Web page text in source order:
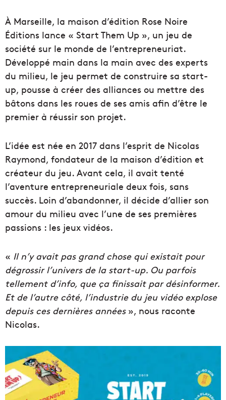
À Marseille, la maison d’édition Rose Noire
Éditions lance « Start Them Up », un jeu de
société sur le monde de l’entrepreneuriat.
Développé main dans la main avec des experts
du milieu, le jeu permet de construire sa start-
up, pousse à créer des alliances ou mettre des
bâtons dans les roues de ses amis afin d’être le
premier à réussir son projet.
L’idée est née en 2017 dans l’esprit de Nicolas
Raymond, fondateur de la maison d’édition et
créateur du jeu. Avant cela, il avait tenté
l’aventure entrepreneuriale deux fois, sans
succès. Loin d’abandonner, il décide d’allier son
amour du milieu avec l’une de ses premières
passions : les jeux vidéos.
« Il n’y avait pas grand chose qui existait pour
dégrossir l’univers de la start-up. Ou parfois
tellement d’info, que ça finissait par désinformer.
Et de l’autre côté, l’industrie du jeu vidéo explose
depuis ces dernières années », nous raconte
Nicolas.